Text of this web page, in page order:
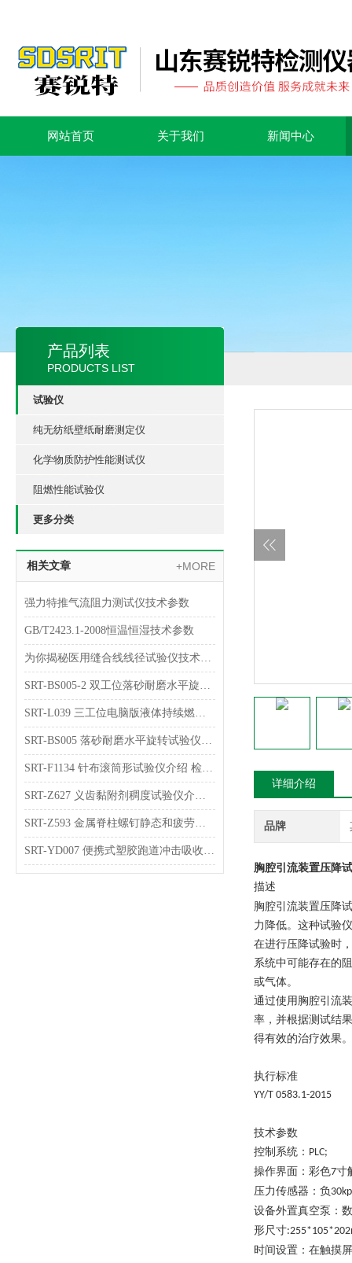
网站首页 关于我们 新闻中心
产品列表
PRODUCTS LIST
试验仪
纯无纺纸壁纸耐磨测定仪
化学物质防护性能测试仪
阻燃性能试验仪
更多分类
相关文章 +MORE
强力特推气流阻力测试仪技术参数
GB/T2423.1-2008恒温恒湿技术参数
为你揭秘医用缝合线线径试验仪技术指南
SRT-BS005-2 双工位落砂耐磨水平旋转试验仪简单介绍 符合检测标准
SRT-L039 三工位电脑版液体持续燃烧试验仪的原理介绍 符合检测标准
SRT-BS005 落砂耐磨水平旋转试验仪介绍 检测稳定
SRT-F1134 针布滚筒形试验仪介绍 检测数据稳定
SRT-Z627 义齿黏附剂稠度试验仪介绍 符合检测标准
SRT-Z593 金属脊柱螺钉静态和疲劳弯曲强度试验仪介绍 参数稳定
SRT-YD007 便携式塑胶跑道冲击吸收及垂直变形试验仪介绍 操作简单
详细介绍
品牌
胸腔引流装置压降
描述
胸腔引流装置压降
力降低。这种试验
在进行压降试验时
系统中可能存在的
或气体。
通过使用胸腔引流
率，并根据测试结
得有效的治疗效果。
执行标准
YY/T 0583.1-2015
技术参数
控制系统： PLC;
操作界面：彩色7寸
压力传感器：负
设备外置真空泵：
形尺寸
时间设置：在触摸